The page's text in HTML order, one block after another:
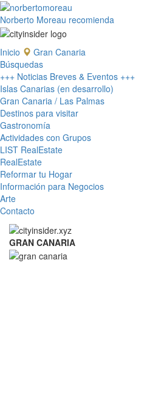
Norberto Moreau recomienda
Inicio
Gran Canaria
Búsquedas
+++ Noticias Breves & Eventos +++
Islas Canarias (en desarrollo)
Gran Canaria / Las Palmas
Destinos para visitar
Gastronomía
Actividades con Grupos
LIST RealEstate
RealEstate
Reformar tu Hogar
Información para Negocios
Arte
Contacto
GRAN CANARIA